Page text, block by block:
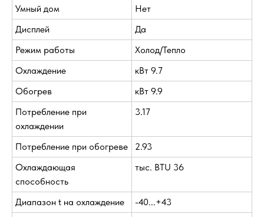
Умный дом
Нет
Дисплей
Да
Режим работы
Холод/Тепло
Охлаждение
кВт 9.7
Обогрев
кВт 9.9
Потребление при
охлаждении
3.17
Потребление при обогреве
2.93
Охлаждающая
способность
тыс. BTU 36
Диапазон t на охлаждение -40...+43